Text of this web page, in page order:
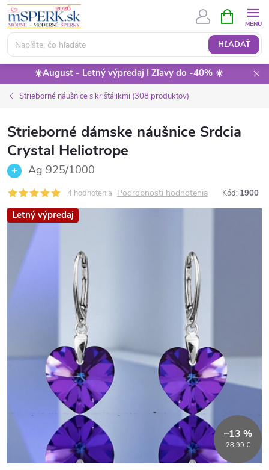
Prejsť
obsah
HĽADAŤ
KOŠÍK
☀️August - Letný výpredaj I Zľavy do -40% ☀️
Strieborné náušnice s krištálikmi (308 produktov)
Strieborné dámske náušnice Srdcia
Crystal Heliotrope
Ag 925/1000
4 hodnotenia Podrobnosti hodnotenia Kód: 1900
Letný výpredaj
28,99 €
–13 %